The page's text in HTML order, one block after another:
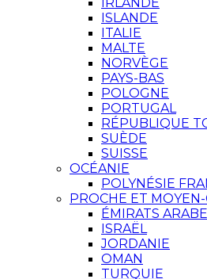
ISLANDE
ITALIE
MALTE
NORVÈGE
PAYS-BAS
POLOGNE
PORTUGAL
RÉPUBLIQUE
SUÈDE
SUISSE
OCÉANIE
POLYNÉSIE
PROCHE ET
ÉMIRATS
ISRAËL
JORDANIE
OMAN
TURQUIE